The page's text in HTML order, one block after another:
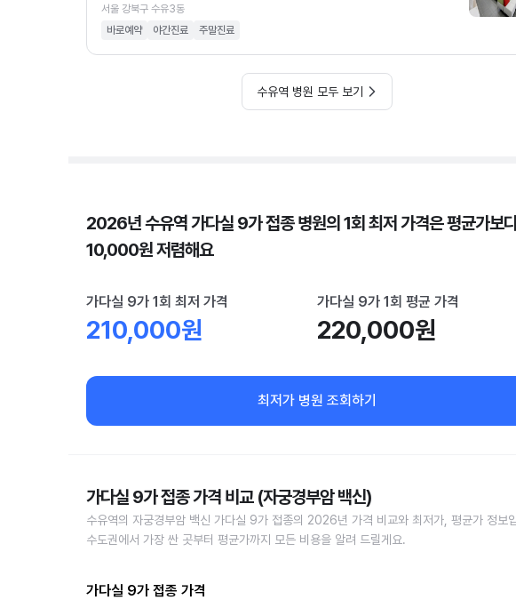
서울 강북구 수유3동
바로예약
야간진료 주말진료
수유역 병원 모두 보기
2026년 수유역 가다실 9가 접종 병원의 1회 최저 가격은 평균가보
10,000원 저렴해요
가다실 9가 1회 최저 가격
210,000원
가다실 9가 1회 평균 가격
220,000원
최저가 병원 조회하기
가다실 9가 접종 가격 비교 (자궁경부암 백신)
수유역의 자궁경부암 백신 가다실 9가 접종의 2026년 가격 비교와 최저가, 평균가 정보
수도권에서 가장 싼 곳부터 평균가까지 모든 비용을 알려 드릴게요.
가다실 9가 접종 가격